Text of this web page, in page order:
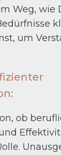
Weg, wie
um
ob